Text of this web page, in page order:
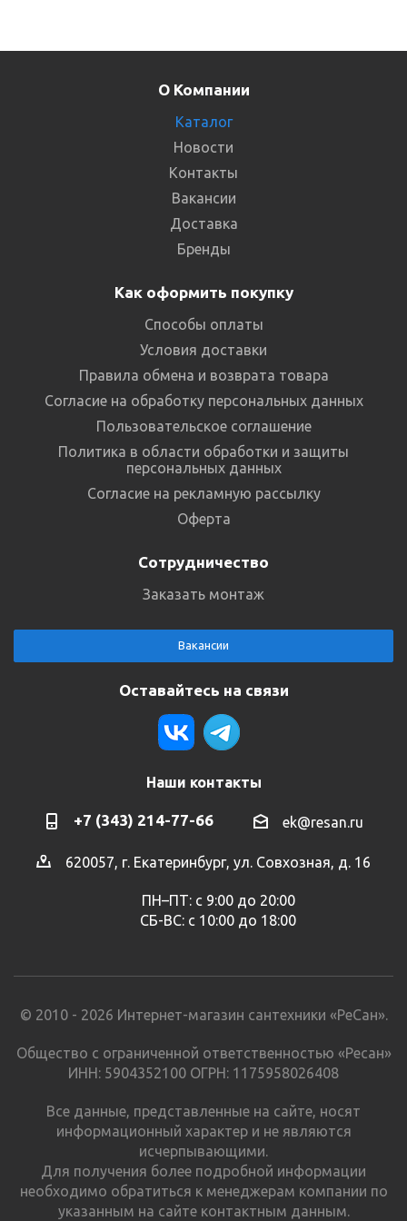
О Компании
Каталог
Новости
Контакты
Вакансии
Доставка
Бренды
Как оформить покупку
Способы оплаты
Условия доставки
Правила обмена и возврата товара
Согласие на обработку персональных данных
Пользовательское соглашение
Политика в области обработки и защиты
персональных данных
Согласие на рекламную рассылку
Оферта
Сотрудничество
Заказать монтаж
Вакансии
Оставайтесь на связи
Наши контакты
+7 (343) 214-77-66 ek@resan.ru
620057, г. Екатеринбург, ул. Совхозная, д. 16
ПН–ПТ: с 9:00 до 20:00
СБ-ВС: с 10:00 до 18:00
© 2010 - 2026 Интернет-магазин сантехники «РеСан».
Общество с ограниченной ответственностью «Ресан»
ИНН: 5904352100 ОГРН: 1175958026408
Все данные, представленные на сайте, носят
информационный характер и не являются
исчерпывающими.
Для получения более подробной информации
необходимо обратиться к менеджерам компании по
указанным на сайте контактным данным.